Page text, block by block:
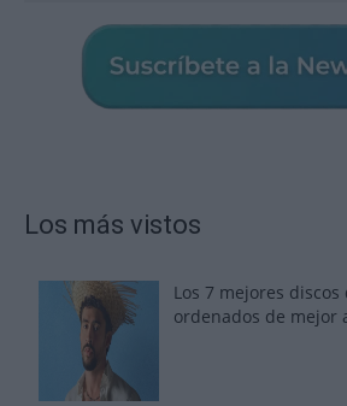
Los más vistos
Los 7 mejores discos
ordenados de mejor